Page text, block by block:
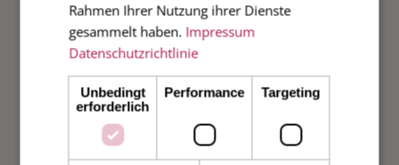
Hochzeit
Weihnachten
Rahmen Ihrer Nutzung ihrer Dienste
gesammelt haben. Impressum
Datenschutzrichtlinie
Unbedingt
erforderlich
Performance Targeting